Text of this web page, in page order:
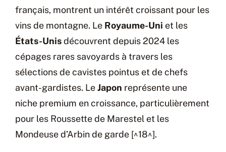
français, montrent un intérêt croissant pour les
vins de montagne. Le Royaume-Uni et les
États-Unisdécouvrent depuis 2024 les
cépages rares savoyards à travers les
sélections de cavistes pointus et de chefs
avant-gardistes. LeJapon représente une
niche premium en croissance, particulièrement
pour les Roussette de Marestel et les
Mondeuse d’Arbin de garde [^18^].